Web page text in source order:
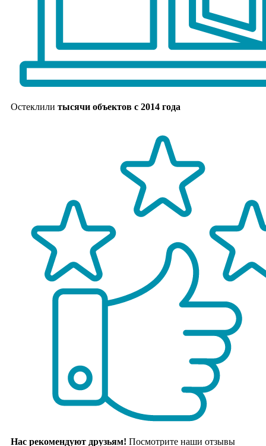
Остеклили тысячи объектов с 2014 года
Нас рекомендуют друзьям! Посмотрите наши отзывы